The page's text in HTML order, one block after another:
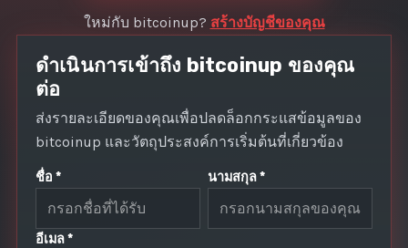
ใหม่กับ bitcoinup? สร้างบัญชีของคุณ
ดำเนินการเข้าถึง bitcoinup ของคุณ
ต่อ
ส่งรายละเอียดของคุณเพื่อปลดล็อกกระแสข้อมูลของ
bitcoinup และวัตถุประสงค์การเริ่มต้นที่เกี่ยวข้อง
ชื่อ * นามสกุล *
อีเมล *